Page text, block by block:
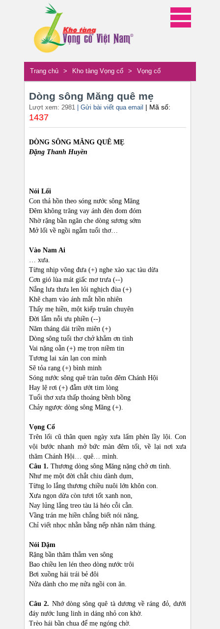
Trang chủ > Kho tàng Vọng cổ > Vọng cổ
Dòng sông Măng quê mẹ
Lượt xem: 2981 | Gửi bài viết qua email | Mã số:
1437
DÒNG SÔNG MĂNG QUÊ MẸ
Đặng Thanh Huyền
Nói Lối
Con thả hồn theo sóng nước sông Măng
Đêm không trăng vay ánh đèn đom đóm
Nhờ rặng bần ngăn che dòng sương sớm
Mở lối về ngồi ngắm tuổi thơ…
Vào Nam Ai
… xưa.
Từng nhịp võng đưa (+) nghe xào xạc tàu dừa
Cơn gió lùa mát giấc mơ trưa (--)
Nắng lưa thưa len lỏi nghịch đùa (+)
Khẽ chạm vào ánh mắt hồn nhiên
Thấy mẹ hiền, một kiếp truân chuyên
Đời lắm nỗi ưu phiền (--)
Năm tháng dài triền miên (+)
Dòng sông tuổi thơ chở khẳm ơn tình
Vai nặng oằn (+) mẹ trọn niềm tin
Tương lai xán lạn con mình
Sẽ tỏa rạng (+) bình minh
Sóng nước sông quê tràn tuôn đêm Chánh Hội
Hay lệ rơi (+) đẫm ướt tim lòng
Tuổi thơ xưa thấp thoáng bềnh bồng
Chảy ngược dòng sông Măng (+).
Vọng Cổ
Trên lối cũ thân quen ngày xưa lấm phèn lầy lội. Con
vội bước nhanh mở bức màn đêm tối, về lại nơi xưa
thăm Chánh Hội… quê… mình.
Câu 1. Thương dòng sông Măng nặng chở ơn tình.
Như mẹ một đời chắt chiu dành dụm,
Từng lo lắng thương chiều nuôi lớn khôn con.
Xưa ngọn dừa còn tươi tốt xanh non,
Nay lủng lẳng treo tàu lá héo cỗi cằn.
Vầng trán mẹ hiền chẳng biết nói năng,
Chỉ viết nhọc nhằn bằng nếp nhăn năm tháng.
Nói Dặm
Rặng bần thăm thẳm ven sông
Bao chiều len lén theo dòng nước trôi
Bơi xuồng hái trái bẻ đôi
Nửa dành cho mẹ nửa ngồi con ăn.
Câu 2. Nhớ dòng sông quê tà dương về ráng đỏ, dưới
đáy nước lung linh in dáng nhỏ con khờ.
Trèo hái bần chua để mẹ ngóng chờ.